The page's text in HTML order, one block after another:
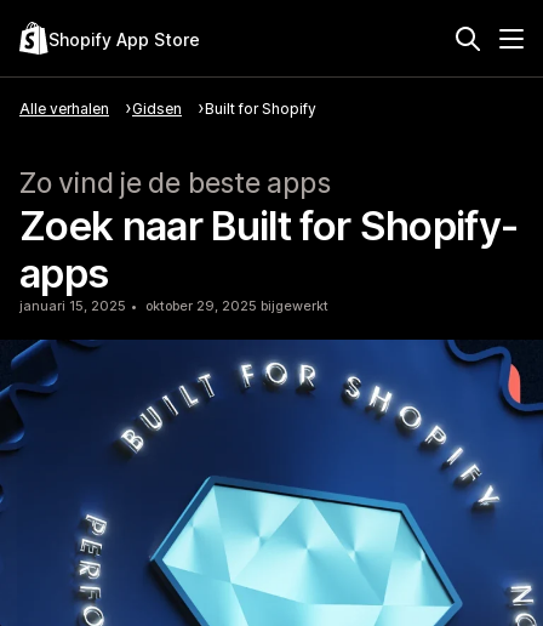
Shopify App Store
Alle verhalen Gidsen Built for Shopify
Zo vind je de beste apps
Zoek naar Built for Shopify-
apps
januari 15, 2025 oktober 29, 2025 bijgewerkt